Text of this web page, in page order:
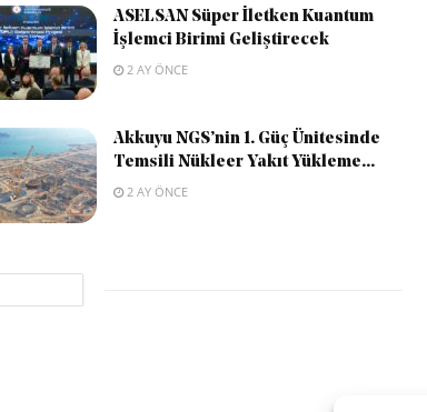
ASELSAN Süper İletken Kuantum
İşlemci Birimi Geliştirecek
2 AY ÖNCE
Akkuyu NGS’nin 1. Güç Ünitesinde
Temsili Nükleer Yakıt Yükleme...
2 AY ÖNCE